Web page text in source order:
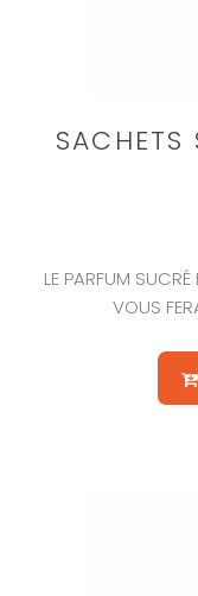
SACHETS
LE PARFUM SUCRÉ
VOUS